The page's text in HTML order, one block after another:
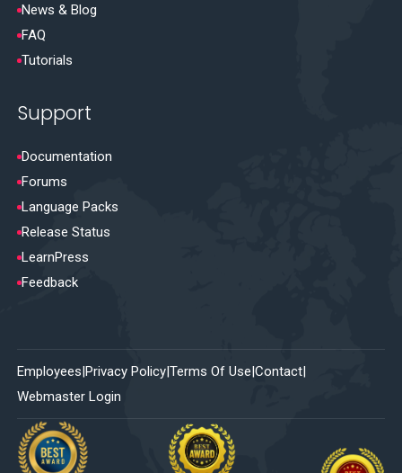
News & Blog
FAQ
Tutorials
Support
Documentation
Forums
Language Packs
Release Status
LearnPress
Feedback
Employees Privacy Policy Terms Of Use Contact
Webmaster Login